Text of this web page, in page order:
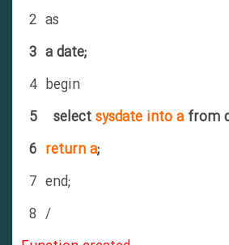
2 as
3 a date;
4 begin
5 selectsysdate into a
6return a
7 end;
8 /